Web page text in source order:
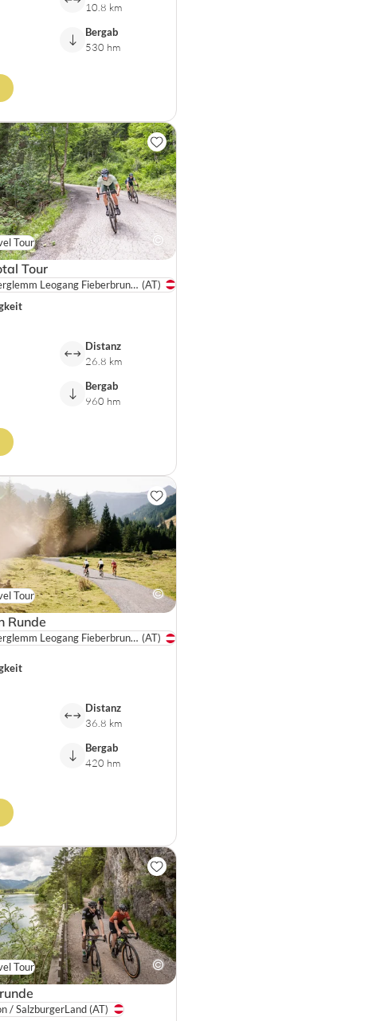
10.8 km
Bergab
530 hm
Tour
Tour
Saalbach Hinterglemm Leogang Fieberbrunn / SalzburgerLand (AT)
Distanz
26.8 km
Bergab
960 hm
Tour
Runde
Saalbach Hinterglemm Leogang Fieberbrunn / SalzburgerLand (AT)
Distanz
36.8 km
Bergab
420 hm
Tour
/ SalzburgerLand (AT)